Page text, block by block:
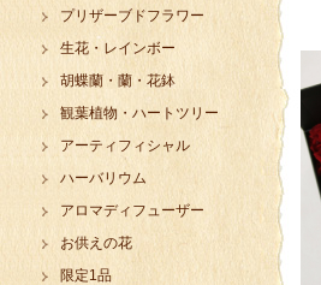
プリザーブドフラワー
生花・レインボー
胡蝶蘭・蘭・花鉢
観葉植物・ハートツリー
アーティフィシャル
ハーバリウム
アロマディフューザー
お供えの花
限定1品